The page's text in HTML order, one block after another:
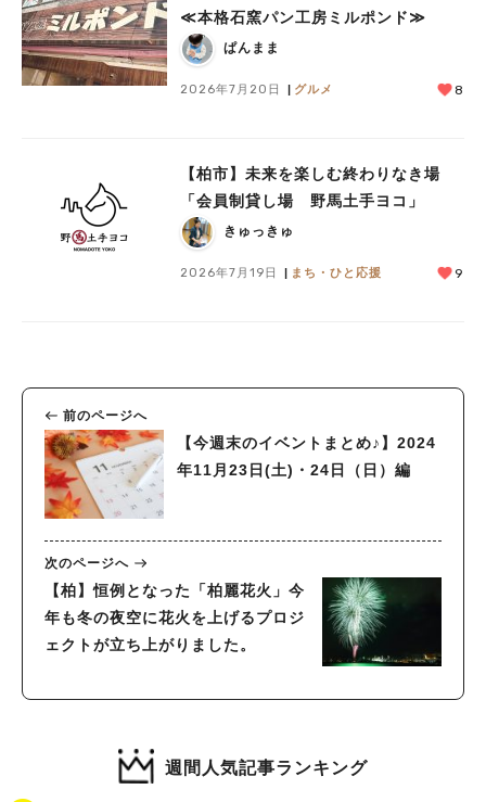
≪本格石窯パン工房ミルポンド≫
ぱんまま
2026年7月20日 グルメ 8
【柏市】未来を楽しむ終わりなき場
「会員制貸し場 野馬土手ヨコ」
きゅっきゅ
2026年7月19日 まち・ひと応援 9
前のページへ
【今週末のイベントまとめ♪】2024
年11月23日(土)・24日（日）編
次のページへ
【柏】恒例となった「柏麗花火」今
年も冬の夜空に花火を上げるプロジ
ェクトが立ち上がりました。
週間人気記事ランキング